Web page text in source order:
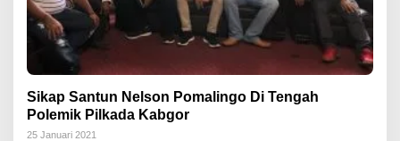
Sikap Santun Nelson Pomalingo Di Tengah
Polemik Pilkada Kabgor
25 Januari 2021